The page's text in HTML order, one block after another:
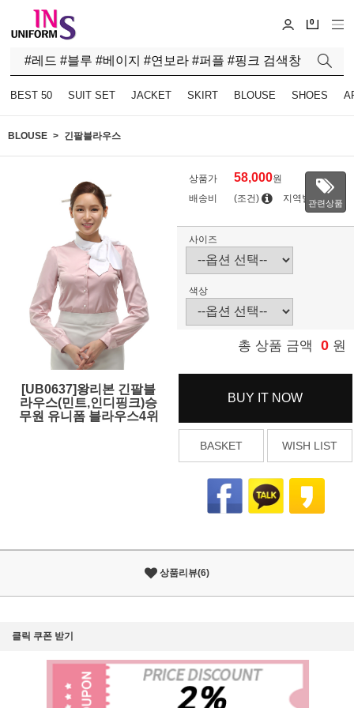
0
BEST 50 SUIT SET JACKET SKIRT BLOUSE SHOES
BLOUSE 긴팔블라우스
[UB0637]왕리본 긴팔블
라우스(민트,인디핑크)승
무원 유니폼 블라우스4위
상품가 58,000원
배송비
(조건) 지역별관련상품
사이즈
색상
총 상품 금액 0 원
BUY IT NOW
BASKET WISH LIST
상품리뷰(6)
클릭 쿠폰 받기